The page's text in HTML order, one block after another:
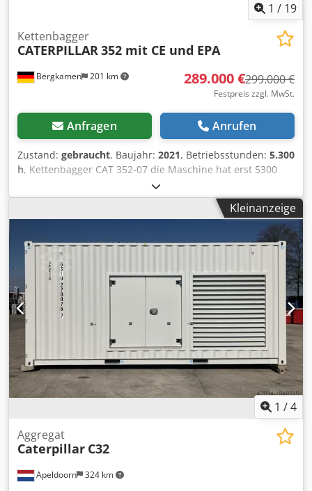
1 / 19
Bergkamen 201 km
Kettenbagger
CATERPILLAR352 mit CE und EPA
289.000 €299.000 €
Festpreis zzgl. MwSt.
Anfragen Anrufen
Zustand: gebraucht, Baujahr: 2021, Betriebsstunden: 5.300
h, Kettenbagger CAT 352-07 die Maschine hat erst 5300
Betriebsstunden und ist in guten Zustand Chedpfsyy Hvxsx
Am Uoa Einsatzgewicht ca. 52.800 kg
Kleinanzeige
1 /4
Apeldoorn 324 km
Aggregat
Caterpillar C32